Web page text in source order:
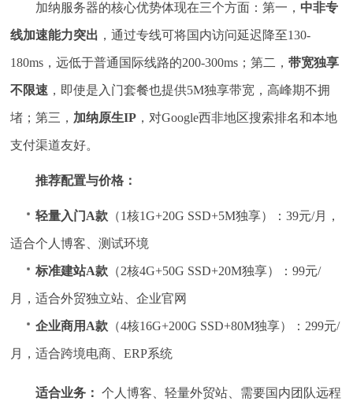
加纳服务器的核心优势体现在三个方面：第一， 中非专
线加速能力突出 ，通过专线可将国内访问延迟降至130-
180ms，远低于普通国际线路的200-300ms；第二，带宽独享
不限速 ，即使是入门套餐也提供5M独享带宽，高峰期不拥
堵；第三， 加纳原生IP ，对Google西非地区搜索排名和本地
支付渠道友好。
推荐配置与价格：
轻量入门A款 （1核1G+20G SSD+5M独享）：39元/月，
适合个人博客、测试环境
标准建站A款 （2核4G+50G SSD+20M独享）：99元/
月，适合外贸独立站、企业官网
企业商用A款 （4核16G+200G SSD+80M独享）：299元/
月，适合跨境电商、ERP系统
适合业务： 个人博客、轻量外贸站、需要国内团队远程